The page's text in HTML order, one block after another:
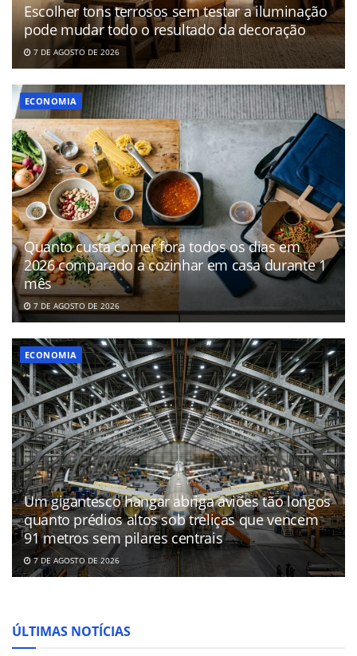
Escolher tons terrosos sem testar a iluminação
pode mudar todo o resultado da decoração
7 DE AGOSTO DE 2026
ECONOMIA
Quanto custa comer fora todos os dias em
2026 comparado a cozinhar em casa durante 1
mês
7 DE AGOSTO DE 2026
ECONOMIA
Um gigantesco hangar abriga aviões tão longos
quanto prédios altos sob treliças que vencem
91 metros sem pilares centrais
7 DE AGOSTO DE 2026
ÚLTIMAS NOTÍCIAS